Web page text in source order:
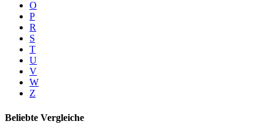
O
P
R
S
T
U
V
W
Z
Beliebte Vergleiche